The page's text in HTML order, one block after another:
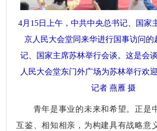
4月15日上午，中共中央总书记、国家
京人民大会堂同来华进行国事访问的
记、国家主席苏林举行会谈。这是会
人民大会堂东门外广场为苏林举行欢
记者 燕雁 摄
青年是事业的未来和希望。正是
互鉴、相知相亲，为构建具有战略意